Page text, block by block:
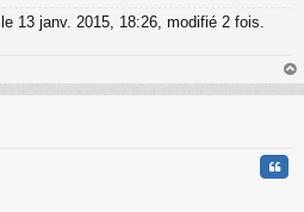
le 13 janv. 2015, 18:26, modifié 2 fois.
au